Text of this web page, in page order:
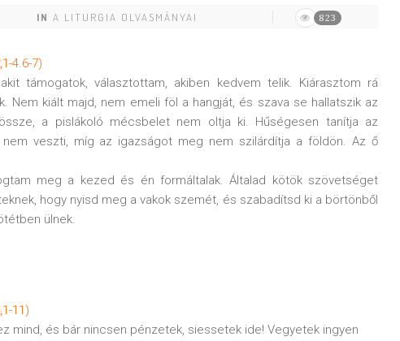
IN A LITURGIA OLVASMÁNYAI 823
4.6-7)
támogatok, választottam, akiben kedvem telik. Kiárasztom rá
Nem kiált majd, nem emeli föl a hangját, és szava se hallatszik az
a pislákoló mécsbelet nem oltja ki. Hűségesen tanítja az
veszti, míg az igazságot meg nem szilárdítja a földön. Az ő
meg a kezed és én formáltalak. Általad kötök szövetséget
hogy nyisd meg a vakok szemét, és szabadítsd ki a börtönből
ülnek.
11)
mind, és bár nincsen pénzetek, siessetek ide! Vegyetek ingyen